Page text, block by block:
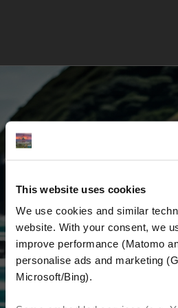
This website uses cookies
We use cookies and similar
website. With your consent, we
improve performance (Matomo
personalise ads and marketing
Microsoft/Bing).
VOZITE S NAMA I
Prvi saznajte najnovije
i detaljne informacije
vezanom uz
E-mail*